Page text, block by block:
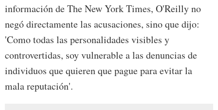
información de The New York Times, O'Reilly no
negó directamente las acusaciones, sino que dijo:
'Como todas las personalidades visibles y
controvertidas, soy vulnerable a las denuncias de
individuos que quieren que pague para evitar la
mala reputación'.